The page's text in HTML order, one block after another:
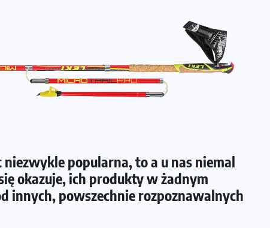
popularna, to a u nas niemal
okazuje, ich produkty w żadnym
innych, powszechnie rozpoznawalnych